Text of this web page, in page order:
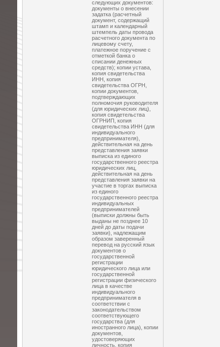
следующих документов:
документы о внесении
задатка (расчетный
документ, содержащий
штамп и календарный
штемпель даты провода
расчетного документа по
лицевому счету,
платежное поручение с
отметкой банка о
списании денежных
средств); копии устава,
копия свидетельства
ИНН, копия
свидетельства ОГРН,
копии документов,
подтверждающих
полномочия руководителя
(для юридических лиц),
копия свидетельства
ОГРНИП, копия
свидетельства ИНН (для
индивидуального
предпринимателя),
действительная на день
представления заявки
выписка из единого
государственного реестра
юридических лиц,
действительная на день
представления заявки на
участие в торгах выписка
из единого
государственного реестра
индивидуальных
предпринимателей
(выписки должны быть
выданы не позднее 10
дней до даты подачи
заявки), надлежащим
образом заверенный
перевод на русский язык
документов о
государственной
регистрации
юридического лица или
государственной
регистрации физического
лица в качестве
индивидуального
предпринимателя в
соответствии с
законодательством
соответствующего
государства (для
иностранного лица), копии
документов,
удостоверяющих
личность, копия